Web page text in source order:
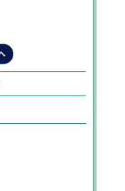
商品代金